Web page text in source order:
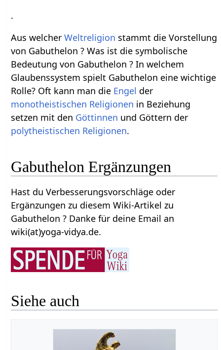
.
Aus welcherWeltreligion stammt die Vorstellung
von Gabuthelon ? Was ist die symbolische
Bedeutung von Gabuthelon ? In welchem
Glaubenssystem spielt Gabuthelon eine wichtige
Rolle? Oft kann man die Engel der
monotheistischen Religionen in Beziehung
setzen mit den Göttinnen und Göttern der
polytheistischen Religionen.
Gabuthelon Ergänzungen
Hast du Verbesserungsvorschläge oder
Ergänzungen zu diesem Wiki-Artikel zu
Gabuthelon ? Danke für deine Email an
wiki(at)yoga-vidya.de.
Siehe auch